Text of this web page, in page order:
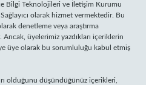
Bilgi Teknolojileri ve İletişim Kurumu
olarak hizmet vermektedir. Bu
denetleme veya araştırma
üyelerimiz yazdıkları içeriklerin
üye olarak bu sorumluluğu kabul etmiş
olduğunu düşündüğünüz içerikleri,